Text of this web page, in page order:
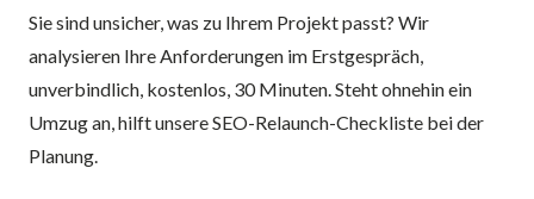
Sie sind unsicher, was zu Ihrem Projekt passt? Wir
analysieren Ihre Anforderungen im Erstgespräch,
unverbindlich, kostenlos, 30 Minuten. Steht ohnehin ein
Umzug an, hilft unsereSEO-Relaunch-Checkliste bei der
Planung.